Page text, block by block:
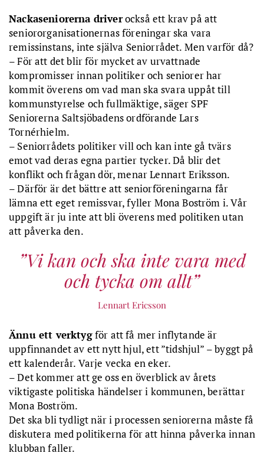
Nackaseniorerna driverockså ett krav på att
seniororganisationernas föreningar ska vara
remissinstans, inte själva Seniorrådet. Men varför då?
– För att det blir för mycket av urvattnade
kompromisser innan politiker och seniorer har
kommit överens om vad man ska svara uppåt till
kommunstyrelse och fullmäktige, säger SPF
Seniorerna Saltsjöbadens ordförande Lars
Tornérhielm.
– Seniorrådets politiker vill och kan inte gå tvärs
emot vad deras egna partier tycker. Då blir det
konflikt och frågan dör, menar Lennart Eriksson.
– Därför är det bättre att seniorföreningarna får
lämna ett eget remissvar, fyller Mona Boström i. Vår
uppgift är ju inte att bli överens med politiken utan
att påverka den.
Vi kan och ska inte vara med
och tycka om allt
Lennart Ericsson
Ännu ett verktygför att få mer inflytande är
uppfinnandet av ett nytt hjul, ett ”tidshjul” – byggt på
ett kalenderår. Varje vecka en eker.
– Det kommer att ge oss en överblick av årets
viktigaste politiska händelser i kommunen, berättar
Mona Boström.
Det ska bli tydligt när i processen seniorerna måste få
diskutera med politikerna för att hinna påverka innan
klubban faller.